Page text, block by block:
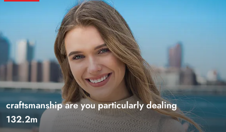
Black girls of the silver screen
132.2m